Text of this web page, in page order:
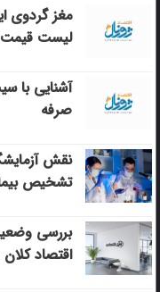
مغز گردوی
لیست قیمت
آشنایی با
صرفه
نقش
تشخیص
بررسی
اقتصاد کلان